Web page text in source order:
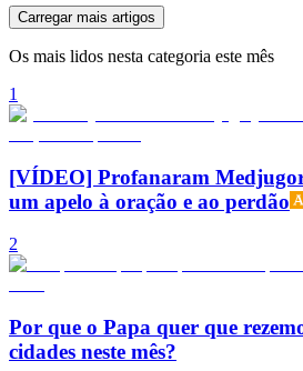
Carregar mais artigos
Os mais lidos nesta categoria este mês
1
[VÍDEO] Profanaram
um apelo à oração e ao perdão
2
Por que o Papa quer que
cidades neste mês?